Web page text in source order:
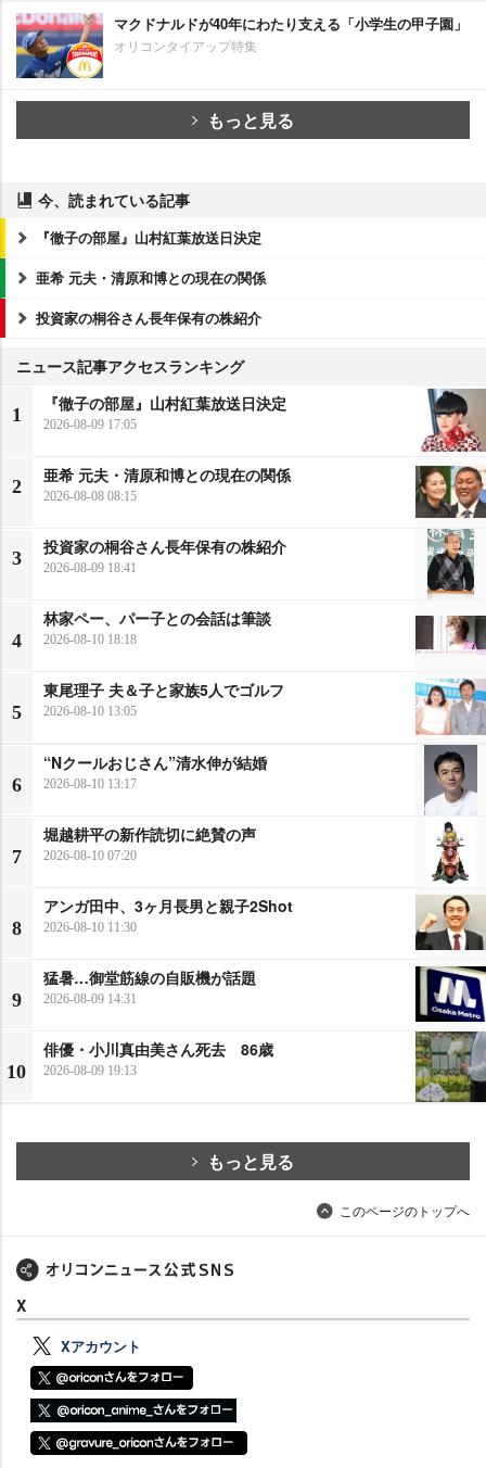
マクドナルドが40年にわたり支える「小学生の甲子園」
オリコンタイアップ特集
もっと見る
今、読まれている記事
『徹子の部屋』山村紅葉放送日決定
亜希 元夫・清原和博との現在の関係
投資家の桐谷さん長年保有の株紹介
ニュース記事アクセスランキング
1
『徹子の部屋』山村紅葉放送日決定
2026-08-09 17:05
2
亜希 元夫・清原和博との現在の関係
2026-08-08 08:15
3
投資家の桐谷さん長年保有の株紹介
2026-08-09 18:41
4
林家ペー、パー子との会話は筆談
2026-08-10 18:18
5
東尾理子 夫＆子と家族5人でゴルフ
2026-08-10 13:05
6
“Nクールおじさん”清水伸が結婚
2026-08-10 13:17
7
堀越耕平の新作読切に絶賛の声
2026-08-10 07:20
8
アンガ田中、3ヶ月長男と親子2Shot
2026-08-10 11:30
9
猛暑…御堂筋線の自販機が話題
2026-08-09 14:31
10
俳優・小川真由美さん死去 86歳
2026-08-09 19:13
もっと見る
このページのトップへ
X
Xアカウント